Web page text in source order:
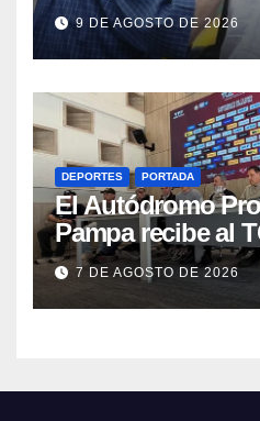
a la de ANSES y
país
9 DE AGOSTO DE 2026
DEPORTES PORTADA
El Autódromo
Pampa recibe al
Race y Fórmula
de semana
7 DE AGOSTO DE 2026